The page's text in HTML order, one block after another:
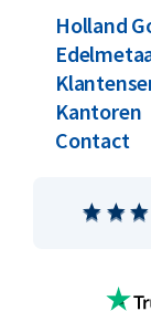
Holland
Kantoren
Contact